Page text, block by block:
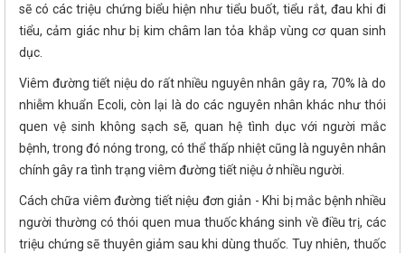
sẽ có các triệu chứng biểu hiện như tiểu buốt, tiểu rắt, đau khi đi
tiểu, cảm giác như bị kim châm lan tỏa khắp vùng cơ quan sinh
dục.
Viêm đường tiết niệu do rất nhiều nguyên nhân gây ra, 70% là do
nhiễm khuẩn Ecoli, còn lại là do các nguyên nhân khác như thói
quen vệ sinh không sạch sẽ, quan hệ tình dục với người mắc
bệnh, trong đó nóng trong, có thể thấp nhiệt cũng là nguyên nhân
chính gây ra tình trạng viêm đường tiết niệu ở nhiều người.
Cách chữa viêm đường tiết niệu đơn giản - Khi bị mắc bệnh nhiều
người thường có thói quen mua thuốc kháng sinh về điều trị, các
triệu chứng sẽ thuyên giảm sau khi dùng thuốc. Tuy nhiên, thuốc